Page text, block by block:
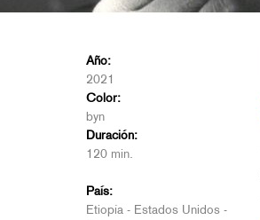
Año:
2021
Color:
byn
Duración:
120 min.
País:
Etiopía - Estados Unidos -